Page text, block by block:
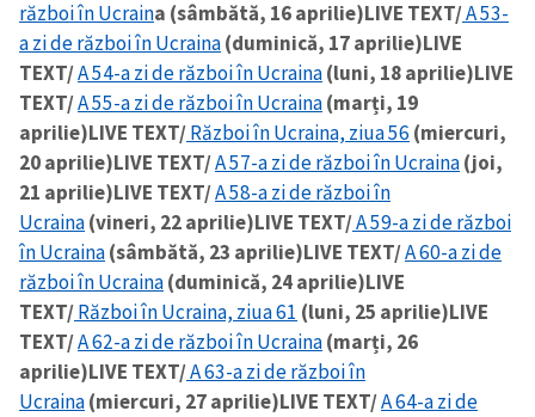
Trimite o informație
Despre ZdG
in English
на русском
război în Ucraina (sâmbătă, 16 aprilie)LIVE TEXT/A 53-
a zi de război în Ucraina(duminică, 17 aprilie)LIVE
TEXT/A 54-a zi de război în Ucraina(luni, 18 aprilie)LIVE
TEXT/A 55-a zi de război în Ucraina(marți, 19
aprilie)LIVE TEXT/Război în Ucraina, ziua 56 (miercuri,
20 aprilie)LIVE TEXT/A 57-a zi de război în Ucraina(joi,
21 aprilie)LIVE TEXT/A 58-a zi de război în
Ucraina(vineri, 22 aprilie)LIVE TEXT/A 59-a zi de război
în Ucraina(sâmbătă, 23 aprilie)LIVE TEXT/A 60-a zi de
război în Ucraina(duminică, 24 aprilie)LIVE
TEXT/Război în Ucraina, ziua 61 (luni, 25 aprilie)LIVE
TEXT/A 62-a zi de război în Ucraina(marți, 26
aprilie)LIVE TEXT/A 63-a zi de război în
Ucraina(miercuri, 27 aprilie)LIVE TEXT/A 64-a zi de